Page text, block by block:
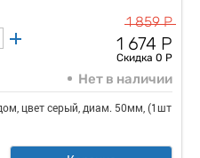
1 859 Р
1 674 Р
Скидка 0 Р
Нет в наличии
цвет серый, диам. 50мм, (1шт